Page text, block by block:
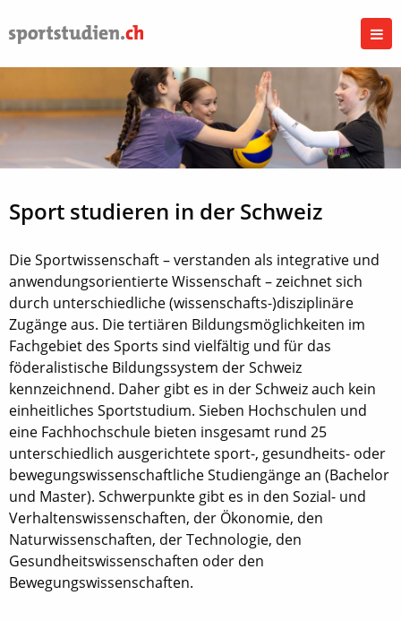
Sport studieren in der Schweiz
Die Sportwissenschaft – verstanden als integrative und
anwendungsorientierte Wissenschaft – zeichnet sich
durch unterschiedliche (wissenschafts-)disziplinäre
Zugänge aus. Die tertiären Bildungsmöglichkeiten im
Fachgebiet des Sports sind vielfältig und für das
föderalistische Bildungssystem der Schweiz
kennzeichnend. Daher gibt es in der Schweiz auch kein
einheitliches Sportstudium. Sieben Hochschulen und
eine Fachhochschule bieten insgesamt rund 25
unterschiedlich ausgerichtete sport-, gesundheits- oder
bewegungswissenschaftliche Studiengänge an (Bachelor
und Master). Schwerpunkte gibt es in den Sozial- und
Verhaltenswissenschaften, der Ökonomie, den
Naturwissenschaften, der Technologie, den
Gesundheitswissenschaften oder den
Bewegungswissenschaften.